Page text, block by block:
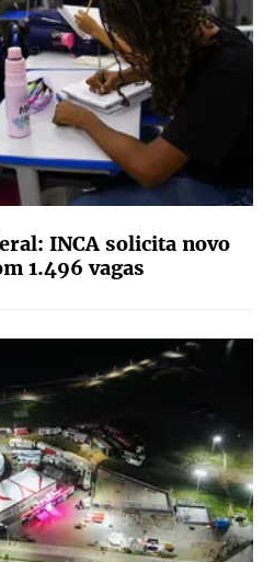
INCA solicita novo
1.496 vagas